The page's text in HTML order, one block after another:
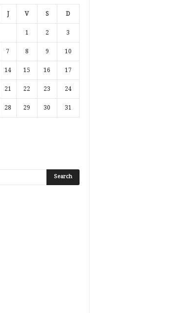
J V S D
1 2 3
7 8 9 10
14 15 16 17
21 22 23 24
28 29 30 31